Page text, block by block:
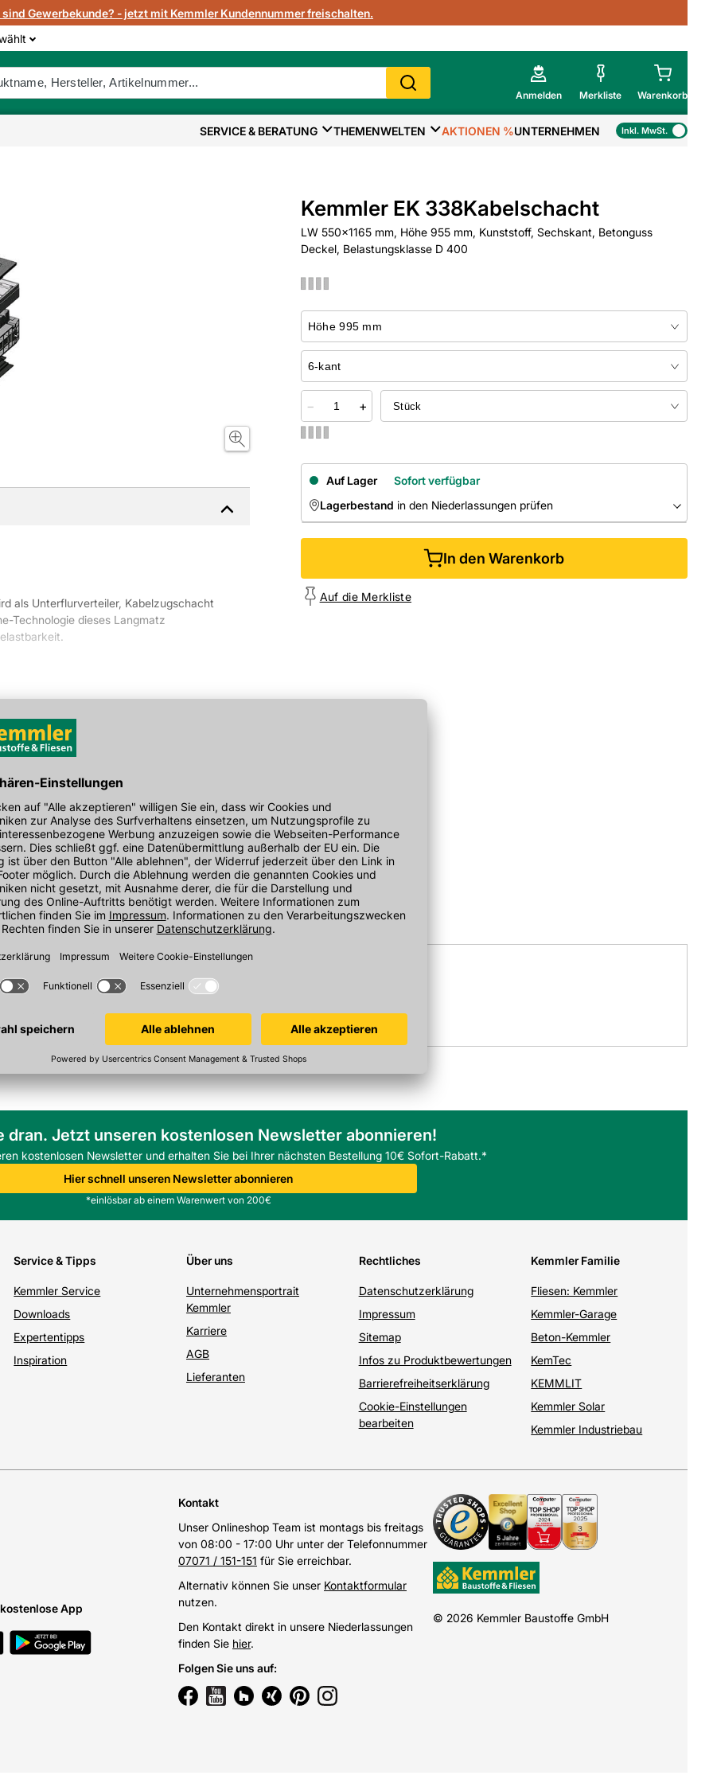
sind Gewerbekunde? - jetzt mit Kemmler Kundennummer freischalten.
Anmelden Merkliste Warenkorb
Mein Warenkorb
Zur Kasse
SERVICE & BERATUNG THEMENWELTEN AKTIONEN %UNTERNEHMEN Inkl. MwSt.
Kemmler EK 338Kabelschacht
LW 550x1165 mm, Höhe 955 mm, Kunststoff, Sechskant, Betonguss
Deckel, Belastungsklasse D 400
− +
Auf Lager
Sofort verfügbar
Lagerbestand in den Niederlassungen prüfen
NIEDERLASSUNGEN
In den Warenkorb
Auf die Merkliste
als Unterflurverteiler, Kabelzugschacht
Technologie dieses Langmatz
75 x 130 cm
in mm: 1300
4055463009219
Link um direkt zum Kontaktformular
bearbeiten.
dran. Jetzt unseren kostenlosen Newsletter abonnieren!
kostenlosen Newsletter und erhalten Sie bei Ihrer nächsten Bestellung 10€ Sofort-Rabatt.*
Hier schnell unseren Newsletter abonnieren
*einlösbar ab einem Warenwert von 200€
Service & Tipps
Kemmler Service
Downloads
Expertentipps
Inspiration
Über uns
Unternehmensportrait
Kemmler
Karriere
AGB
Lieferanten
Rechtliches
Datenschutzerklärung
Impressum
Sitemap
Infos zu Produktbewertungen
Barrierefreiheitserklärung
Cookie-Einstellungen
bearbeiten
Kemmler Familie
Fliesen: Kemmler
Kemmler-Garage
Beton-Kemmler
KemTec
KEMMLIT
Kemmler Solar
Kemmler Industriebau
App
Kontakt
Unser Onlineshop Team ist montags bis freitags
von 08:00 - 17:00 Uhr unter der Telefonnummer
07071 / 151-151 für Sie erreichbar.
Alternativ können Sie unser Kontaktformular
nutzen.
Den Kontakt direkt in unsere Niederlassungen
finden Sie hier.
Folgen Sie uns auf:
© 2026 Kemmler Baustoffe GmbH